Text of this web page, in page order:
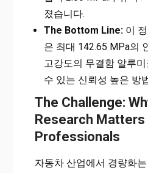
졌습니다.
The Bottom Line:이 정
은 최대 142.65 MPa의
고강도의 무결함 알루
수 있는 신뢰성 높은 방
The Challenge:
Research Matters
Professionals
자동차 산업에서 경량화